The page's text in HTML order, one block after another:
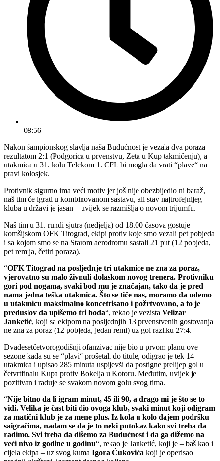
08:56
Nakon šampionskog slavlja naša Budućnost je vezala dva poraza
rezultatom 2:1 (Podgorica u prvenstvu, Zeta u Kup takmičenju), a
utakmica u 31. kolu Telekom 1. CFL bi mogla da vrati “plave“ na
pravi kolosjek.
Protivnik sigurno ima veći motiv jer još nije obezbijedio ni baraž,
naš tim će igrati u kombinovanom sastavu, ali stav najtrofejnijeg
kluba u državi je jasan – uvijek se razmišlja o novom trijumfu.
Naš tim u 31. rundi sjutra (nedjelja) od 18.00 časova gostuje
komšijskom OFK Titograd, ekipi protiv koje smo vezali pet pobjeda
i sa kojom smo se na Starom aerodromu sastali 21 put (12 pobjeda,
pet remija, četiri poraza).
“OFK Titograd na posljednje tri utakmice ne zna za poraz,
vjerovatno su malo živnuli dolaskom novog trenera. Protivniku
gori pod nogama, svaki bod mu je značajan, tako da je pred
nama jedna teška utakmica. Što se tiče nas, moramo da uđemo
u utakmicu maksimalno koncetrisano i požrtvovano, a to je
preduslov da upišemo tri boda“, rekao je vezista Velizar
Janketić, koji sa ekipom na posljednjih 13 prvenstvenih gostovanja
ne zna za poraz (12 pobjeda, jedan remi) uz gol razliku 27:4.
Dvadesetčetvorogodišnji ofanzivac nije bio u prvom planu ove
sezone kada su se “plavi“ prošetali do titule, odigrao je tek 14
utakmica i upisao 285 minuta uspijevši da postigne prelijep gol u
četvrtfinalu Kupa protiv Bokelja u Kotoru. Međutim, uvijek je
pozitivan i raduje se svakom novom golu svog tima.
“Nije bitno da li igram minut, 45 ili 90, a drago mi je što se to
vidi. Velika je čast biti dio ovoga klub, svaki minut koji odigram
za matični klub je za mene plus. Iz kola u kolo dajem podršku
saigračima, nadam se da je to neki putokaz kako svi treba da
radimo. Svi treba da dišemo za Budućnost i da ga dižemo na
veći nivo iz godine u godinu“, rekao je Janketić, koji je – baš kao i
cijela ekipa – uz svog kuma Igora Ćukovića koji je operisao